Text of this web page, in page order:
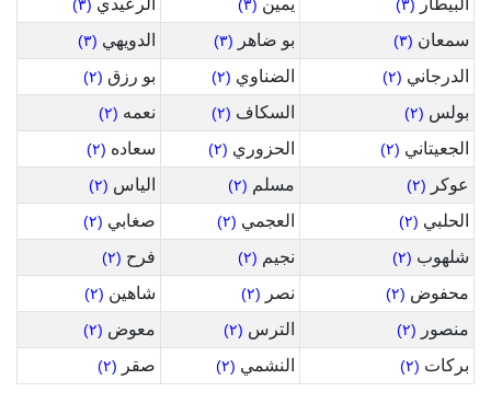
البيطار (٣) يمين (٣) الرعيدي (٣)
سمعان (٣) بو ضاهر (٣) الدويهي (٣)
الدرجاني (٢) الضناوي (٢) بو رزق (٢)
بولس (٢) السكاف (٢) نعمه (٢)
الجعيتاني (٢) الحزوري (٢) سعاده (٢)
عوكر (٢) مسلم (٢) الياس (٢)
الحلبي (٢) العجمي (٢) صغابي (٢)
شلهوب (٢) نجيم (٢) فرح (٢)
محفوض (٢) نصر (٢) شاهين (٢)
منصور (٢) الترس (٢) معوض (٢)
بركات (٢) النشمي (٢) صقر (٢)